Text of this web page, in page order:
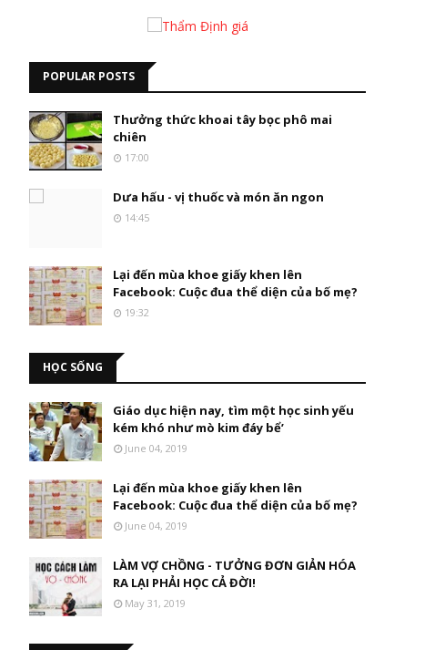
POPULAR POSTS
Thưởng thức khoai tây bọc phô mai
chiên
17:00
Dưa hấu - vị thuốc và món ăn ngon
14:45
Lại đến mùa khoe giấy khen lên
Facebook: Cuộc đua thể diện của bố mẹ?
19:32
HỌC SỐNG
Giáo dục hiện nay, tìm một học sinh yếu
kém khó như mò kim đáy bể’
June 04, 2019
Lại đến mùa khoe giấy khen lên
Facebook: Cuộc đua thể diện của bố mẹ?
June 04, 2019
LÀM VỢ CHỒNG - TƯỞNG ĐƠN GIẢN HÓA
RA LẠI PHẢI HỌC CẢ ĐỜI!
May 31, 2019